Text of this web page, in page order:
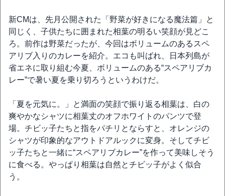
新CMは、先月公開された「野菜が好きになる魔法篇」と
同じく、子供たちに囲まれた相葉の明るい笑顔が見どこ
ろ。前作は野菜だったが、今回はボリュームのあるスペ
アリブ入りのカレーを紹介。エコも叫ばれ、日本列島が
省エネに取り組む今夏、ボリュームのある“スペアリブカ
レー”で暑い夏を乗り切ろうというわけだ。
「夏を元気に。」と満面の笑顔で振り返る相葉は、白の
爽やかなシャツに相葉丈のオフホワイトのパンツで登
場。チビッ子たちと指をパチリとならすと、オレンジの
シャツが印象的なアウトドアルックに変身。そしてチビ
ッ子たちと一緒に“スペアリブカレー”を作って美味しそう
に食べる。やっぱり相葉は自然とチビッ子がよく似合
う。